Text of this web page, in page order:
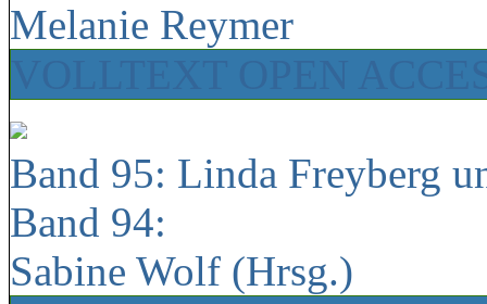
Melanie Reymer
Band 95: Linda Freyberg
Band 94:
Sabine Wolf (Hrsg.)